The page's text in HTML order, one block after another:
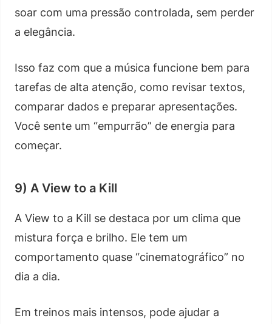
soar com uma pressão controlada, sem perder
a elegância.
Isso faz com que a música funcione bem para
tarefas de alta atenção, como revisar textos,
comparar dados e preparar apresentações.
Você sente um “empurrão” de energia para
começar.
9) A View to a Kill
A View to a Kill se destaca por um clima que
mistura força e brilho. Ele tem um
comportamento quase “cinematográfico” no
dia a dia.
Em treinos mais intensos, pode ajudar a